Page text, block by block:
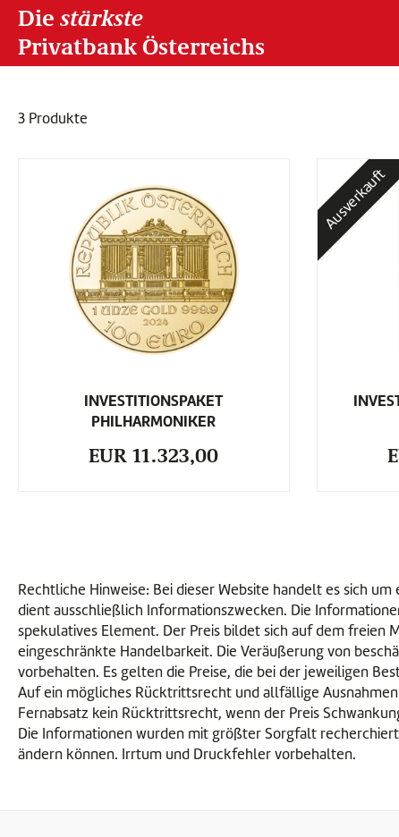
Die stärkste
Privatbank Österreichs
3 Produkte
INVESTITIONSPAKET
PHILHARMONIKER
EUR 11.323,00
Ausverkauft
Rechtliche Hinweise: Bei dieser Website handelt es sich
dient ausschließlich Informationszwecken. Die
spekulatives Element. Der Preis bildet sich auf dem freien
eingeschränkte Handelbarkeit. Die Veräußerung von
vorbehalten. Es gelten die Preise, die bei der jeweiligen
Auf ein mögliches Rücktrittsrecht und allfällige
Fernabsatz kein Rücktrittsrecht, wenn der Preis
Die Informationen wurden mit größter Sorgfalt
ändern können. Irrtum und Druckfehler vorbehalten.